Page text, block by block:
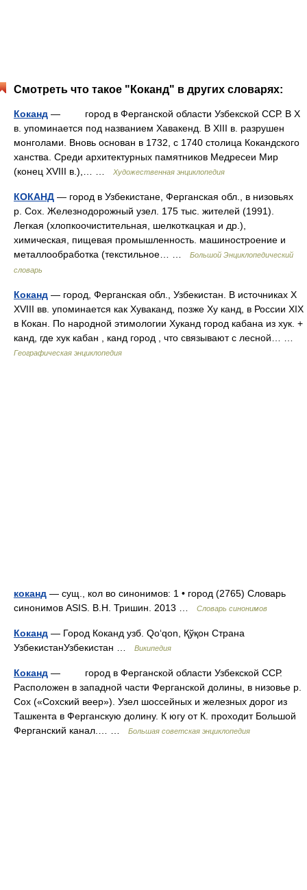
Смотреть что такое "Коканд" в других словарях:
Коканд — город в Ферганской области Узбекской ССР. В X
в. упоминается под названием Хавакенд. В XIII в. разрушен
монголами. Вновь основан в 1732, с 1740 столица Кокандского
ханства. Среди архитектурных памятников Медресеи Мир
(конец XVIII в.),… …
Художественная энциклопедия
КОКАНД — город в Узбекистане, Ферганская обл., в низовьях
р. Сох. Железнодорожный узел. 175 тыс. жителей (1991).
Легкая (хлопкоочистительная, шелкоткацкая и др.),
химическая, пищевая промышленность. машиностроение и
металлообработка (текстильное… …
Большой Энциклопедический
словарь
Коканд — город, Ферганская обл., Узбекистан. В источниках X
XVIII вв. упоминается как Хуваканд, позже Ху канд, в России XIX
в Кокан. По народной этимологии Хуканд город кабана из хук. +
канд, где хук кабан , канд город , что связывают с лесной… …
Географическая энциклопедия
коканд — сущ., кол во синонимов: 1 • город (2765) Словарь
синонимов ASIS. В.Н. Тришин. 2013 …
Словарь синонимов
Коканд — Город Коканд узб. Qo‘qon, Қўқон Страна
УзбекистанУзбекистан …
Википедия
Коканд — город в Ферганской области Узбекской ССР.
Расположен в западной части Ферганской долины, в низовье р.
Сох («Сохский веер»). Узел шоссейных и железных дорог из
Ташкента в Ферганскую долину. К югу от К. проходит Большой
Ферганский канал.… …
Большая советская энциклопедия